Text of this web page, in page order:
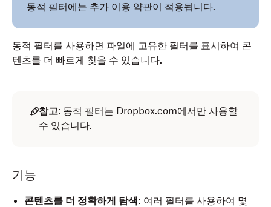
동적 필터에는 추가 이용 약관이 적용됩니다.
동적 필터를 사용하면 파일에 고유한 필터를 표시하여 콘
텐츠를 더 빠르게 찾을 수 있습니다.
참고: 동적 필터는 Dropbox.com에서만 사용할
수 있습니다.
기능
콘텐츠를 더 정확하게 탐색: 여러 필터를 사용하여 몇